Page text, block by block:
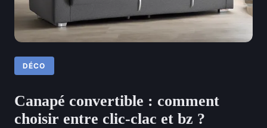
DÉCO
Canapé convertible : comment
choisir entre clic-clac et bz ?